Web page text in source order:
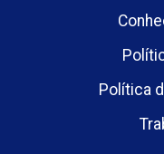
Política